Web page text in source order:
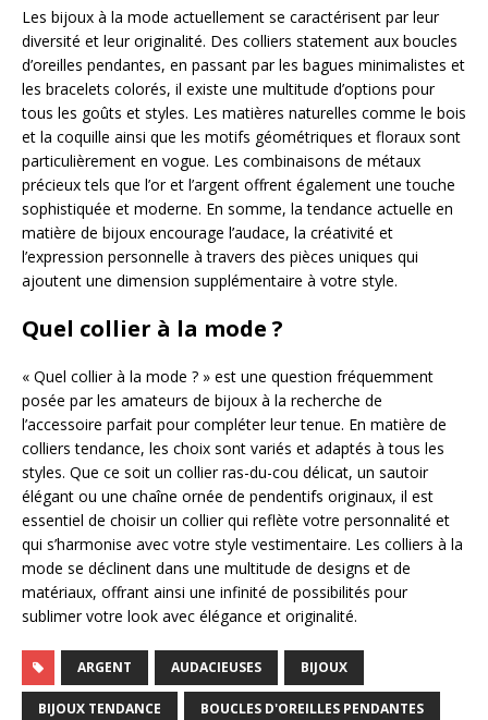
Les bijoux à la mode actuellement se caractérisent par leur
diversité et leur originalité. Des colliers statement aux boucles
d’oreilles pendantes, en passant par les bagues minimalistes et
les bracelets colorés, il existe une multitude d’options pour
tous les goûts et styles. Les matières naturelles comme le bois
et la coquille ainsi que les motifs géométriques et floraux sont
particulièrement en vogue. Les combinaisons de métaux
précieux tels que l’or et l’argent offrent également une touche
sophistiquée et moderne. En somme, la tendance actuelle en
matière de bijoux encourage l’audace, la créativité et
l’expression personnelle à travers des pièces uniques qui
ajoutent une dimension supplémentaire à votre style.
Quel collier à la mode ?
« Quel collier à la mode ? » est une question fréquemment
posée par les amateurs de bijoux à la recherche de
l’accessoire parfait pour compléter leur tenue. En matière de
colliers tendance, les choix sont variés et adaptés à tous les
styles. Que ce soit un collier ras-du-cou délicat, un sautoir
élégant ou une chaîne ornée de pendentifs originaux, il est
essentiel de choisir un collier qui reflète votre personnalité et
qui s’harmonise avec votre style vestimentaire. Les colliers à la
mode se déclinent dans une multitude de designs et de
matériaux, offrant ainsi une infinité de possibilités pour
sublimer votre look avec élégance et originalité.
ARGENT AUDACIEUSES BIJOUX
BIJOUX TENDANCE BOUCLES D'OREILLES PENDANTES